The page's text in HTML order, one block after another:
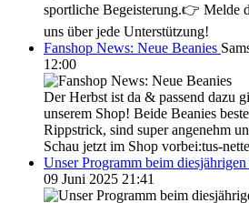
sportliche Begeisterung.👉 Melde
uns über jede Unterstützung!
Fanshop News: Neue Beanies
12:00
Der Herbst ist da & passend dazu
unserem Shop! Beide Beanies
Rippstrick, sind super angenehm
Schau jetzt im Shop vorbei:tus-
Unser Programm beim
09 Juni 2025 21:41